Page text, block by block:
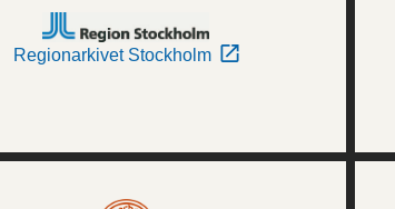
Regionarkivet Stockholm